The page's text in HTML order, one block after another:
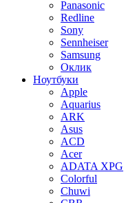
Panasonic
Redline
Sony
Sennheiser
Samsung
Оклик
Ноутбуки
Apple
Aquarius
ARK
Asus
ACD
Acer
ADATA XPG
Colorful
Chuwi